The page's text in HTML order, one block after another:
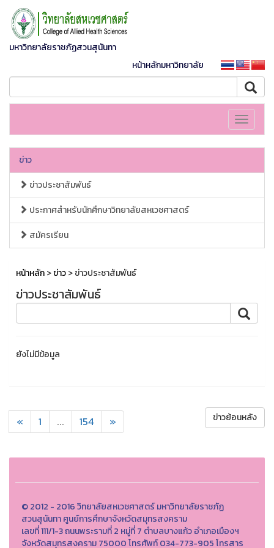
มหาวิทยาลัยราชภัฏสวนสุนันทา
หน้าหลักมหาวิทยาลัย
Toggle
ข่าว
ข่าวประชาสัมพันธ์
ประกาศสำหรับนักศึกษาวิทยาลัยสหเวชศาสตร์
สมัครเรียน
หน้าหลัก>ข่าว> ข่าวประชาสัมพันธ์
ข่าวประชาสัมพันธ์
ยังไม่มีข้อมูล
« 1 ... 154 » ข่าวย้อนหลัง
© 2012 - 2016 วิทยาลัยสหเวชศาสตร์ มหาวิทยาลัยราชภัฏ
สวนสุนันทา ศูนย์การศึกษาจังหวัดสมุทรสงคราม
เลขที่ 111/1-3 ถนนพระรามที่ 2 หมู่ที่ 7 ตำบลบางแก้ว อำเภอเมืองฯ
จังหวัดสมุทรสงคราม 75000 โทรศัพท์ 034-773-905 โทรสาร